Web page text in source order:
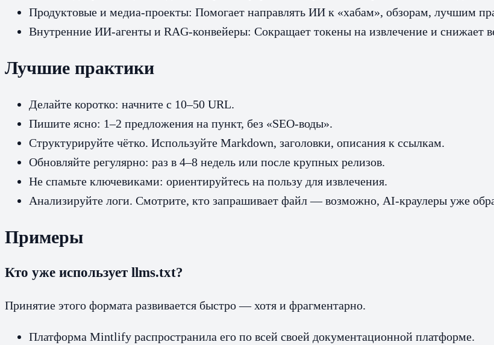
Продуктовые и медиа‑проекты: Помогает направлять ИИ к «хабам», обзорам, лучшим
Внутренние ИИ‑агенты и RAG‑конвейеры: Сокращает токены на извлечение и снижает
Лучшие практики
Делайте коротко: начните с 10–50 URL.
Пишите ясно: 1–2 предложения на пункт, без «SEO‑воды».
Структурируйте чётко. Используйте Markdown, заголовки, описания к ссылкам.
Обновляйте регулярно: раз в 4–8 недель или после крупных релизов.
Не спамьте ключевиками: ориентируйтесь на пользу для извлечения.
Анализируйте логи. Смотрите, кто запрашивает файл — возможно, AI-краулеры уже
Примеры
Кто уже использует llms.txt?
Принятие этого формата развивается быстро — хотя и фрагментарно.
Платформа Mintlify распространила его по всей своей документационной платформе.